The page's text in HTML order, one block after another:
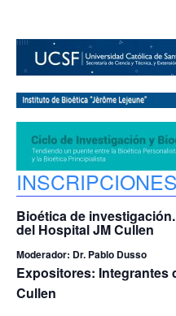
Bioética de
del Hospital JM Cullen
Moderador: Dr. Pablo Dusso
Expositores: Integrantes
Cullen